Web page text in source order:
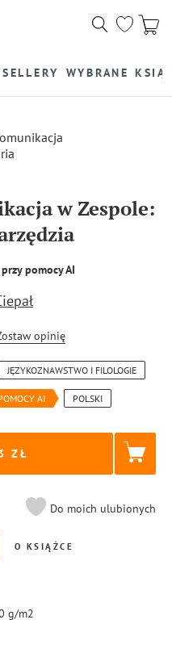
WYBRANE
w Zespole:
pomocy AI
opinię
JĘZYKOZNAWSTWO I FILOLOGIE
AI POLSKI
Do moich ulubionych
O KSIĄŻCE
g/m2